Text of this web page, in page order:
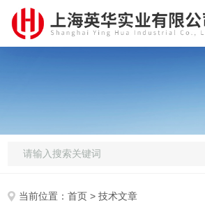
当前位置：首页 > 技术文章